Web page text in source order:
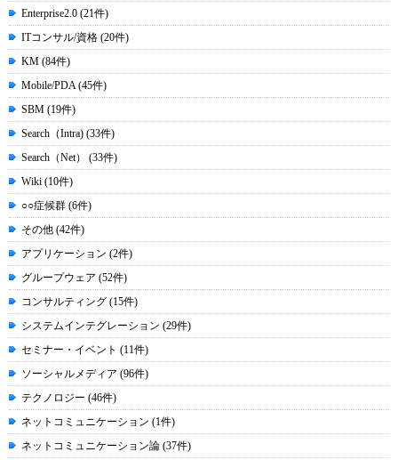
Enterprise2.0 (21件)
ITコンサル/資格 (20件)
KM (84件)
Mobile/PDA (45件)
SBM (19件)
Search（Intra) (33件)
Search（Net） (33件)
Wiki (10件)
○○症候群 (6件)
その他 (42件)
アプリケーション (2件)
グループウェア (52件)
コンサルティング (15件)
システムインテグレーション (29件)
セミナー・イベント (11件)
ソーシャルメディア (96件)
テクノロジー (46件)
ネットコミュニケーション (1件)
ネットコミュニケーション論 (37件)